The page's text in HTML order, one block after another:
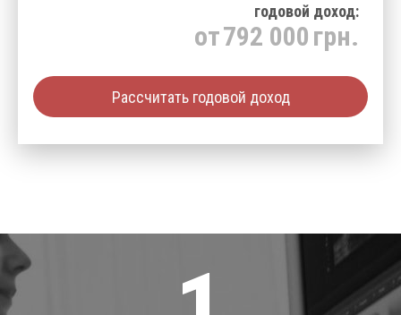
годовой доход:
от792 000 грн.
Рассчитать годовой доход